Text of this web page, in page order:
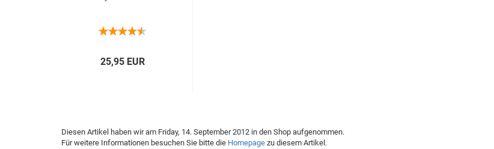
25,95 EUR
Diesen Artikel haben wir am Friday, 14. September 2012 in den Shop aufgenommen.
Für weitere Informationen besuchen Sie bitte die Homepage zu diesem Artikel.